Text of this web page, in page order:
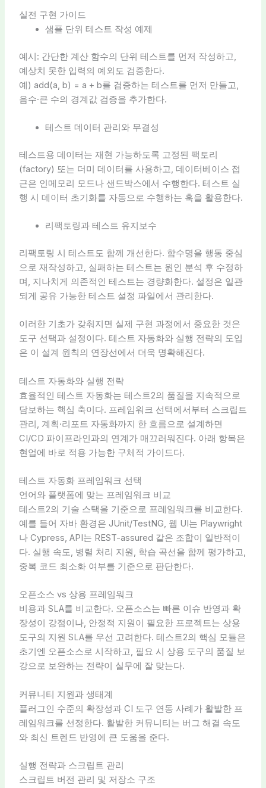
실전 구현 가이드
샘플 단위 테스트 작성 예제
예시: 간단한 계산 함수의 단위 테스트를 먼저 작성하고,
예상치 못한 입력의 예외도 검증한다.
예) add(a, b) = a + b를 검증하는 테스트를 먼저 만들고,
음수·큰 수의 경계값 검증을 추가한다.
테스트 데이터 관리와 무결성
테스트용 데이터는 재현 가능하도록 고정된 팩토리
(factory) 또는 더미 데이터를 사용하고, 데이터베이스 접
근은 인메모리 모드나 샌드박스에서 수행한다. 테스트 실
행 시 데이터 초기화를 자동으로 수행하는 훅을 활용한다.
리팩토링과 테스트 유지보수
리팩토링 시 테스트도 함께 개선한다. 함수명을 행동 중심
으로 재작성하고, 실패하는 테스트는 원인 분석 후 수정하
며, 지나치게 의존적인 테스트는 경량화한다. 설정은 일관
되게 공유 가능한 테스트 설정 파일에서 관리한다.
이러한 기초가 갖춰지면 실제 구현 과정에서 중요한 것은
도구 선택과 설정이다. 테스트 자동화와 실행 전략의 도입
은 이 설계 원칙의 연장선에서 더욱 명확해진다.
테스트 자동화와 실행 전략
효율적인 테스트 자동화는 테스트2의 품질을 지속적으로
담보하는 핵심 축이다. 프레임워크 선택에서부터 스크립트
관리, 계획·리포트 자동화까지 한 흐름으로 설계하면
CI/CD 파이프라인과의 연계가 매끄러워진다. 아래 항목은
현업에 바로 적용 가능한 구체적 가이드다.
테스트 자동화 프레임워크 선택
언어와 플랫폼에 맞는 프레임워크 비교
테스트2의 기술 스택을 기준으로 프레임워크를 비교한다.
예를 들어 자바 환경은 JUnit/TestNG, 웹 UI는 Playwright
나 Cypress, API는 REST-assured 같은 조합이 일반적이
다. 실행 속도, 병렬 처리 지원, 학습 곡선을 함께 평가하고,
중복 코드 최소화 여부를 기준으로 판단한다.
오픈소스 vs 상용 프레임워크
비용과 SLA를 비교한다. 오픈소스는 빠른 이슈 반영과 확
장성이 강점이나, 안정적 지원이 필요한 프로젝트는 상용
도구의 지원 SLA를 우선 고려한다. 테스트2의 핵심 모듈은
초기엔 오픈소스로 시작하고, 필요 시 상용 도구의 품질 보
강으로 보완하는 전략이 실무에 잘 맞는다.
커뮤니티 지원과 생태계
플러그인 수준의 확장성과 CI 도구 연동 사례가 활발한 프
레임워크를 선정한다. 활발한 커뮤니티는 버그 해결 속도
와 최신 트렌드 반영에 큰 도움을 준다.
실행 전략과 스크립트 관리
스크립트 버전 관리 및 저장소 구조